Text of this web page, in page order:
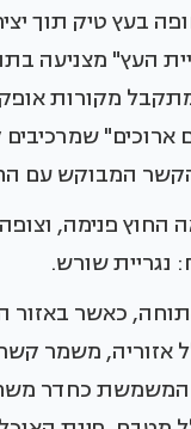
בעץ טיק תוך
העץ" מצניעה
מקורות
ארוכים"
המבוקש עם
פנימה,
נגריית שורש.
כאשר
משמר קשר
כחדר